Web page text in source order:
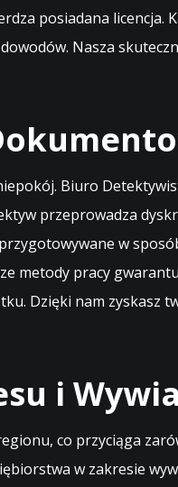
posiadana
Nasza
Biuro
przeprowadza
w
metody pracy
Dzięki nam
i
co przyciąga
w zakresie